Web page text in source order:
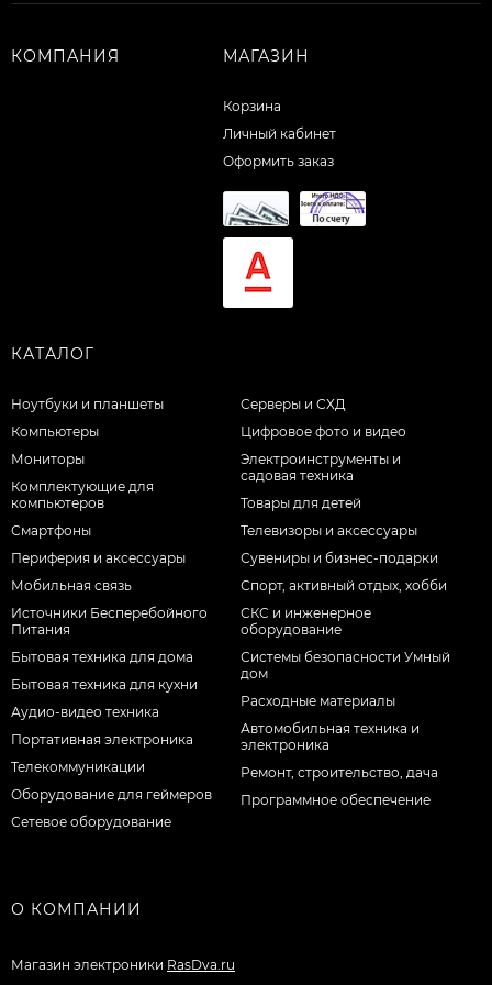
КОМПАНИЯ МАГАЗИН
Корзина
Личный кабинет
Оформить заказ
КАТАЛОГ
Ноутбуки и планшеты
Компьютеры
Мониторы
Комплектующие для
компьютеров
Смартфоны
Периферия и аксессуары
Мобильная связь
Источники Бесперебойного
Питания
Бытовая техника для дома
Бытовая техника для кухни
Аудио-видео техника
Портативная электроника
Телекоммуникации
Оборудование для геймеров
Сетевое оборудование
Серверы и СХД
Цифровое фото и видео
Электроинструменты и
садовая техника
Товары для детей
Телевизоры и аксессуары
Сувениры и бизнес-подарки
Спорт, активный отдых, хобби
СКС и инженерное
оборудование
Системы безопасности Умный
дом
Расходные материалы
Автомобильная техника и
электроника
Ремонт, строительство, дача
Программное обеспечение
О КОМПАНИИ
Магазин электроники RasDva.ru